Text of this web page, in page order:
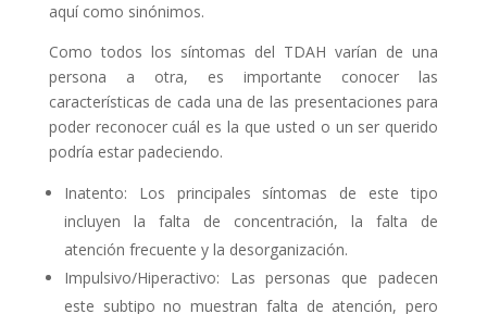
aquí como sinónimos.
Como todos los síntomas del TDAH varían de una
persona a otra, es importante conocer las
características de cada una de las presentaciones para
poder reconocer cuál es la que usted o un ser querido
podría estar padeciendo.
Inatento: Los principales síntomas de este tipo
incluyen la falta de concentración, la falta de
atención frecuente y la desorganización.
Impulsivo/Hiperactivo: Las personas que padecen
este subtipo no muestran falta de atención, pero